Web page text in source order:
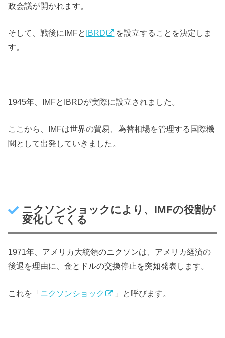
政会議が開かれます。
そして、戦後にIMFと IBRD
を設立することを決定しま
す。
1945年、IMFとIBRDが実際に設立されました。
ここから、IMFは世界の貿易、為替相場を管理する国際機
関として出発していきました。
ニクソンショックにより、IMFの役割が
変化してくる
1971年、アメリカ大統領のニクソンは、アメリカ経済の
後退を理由に、金とドルの交換停止を突如発表します。
これを「ニクソンショック 」と呼びます。